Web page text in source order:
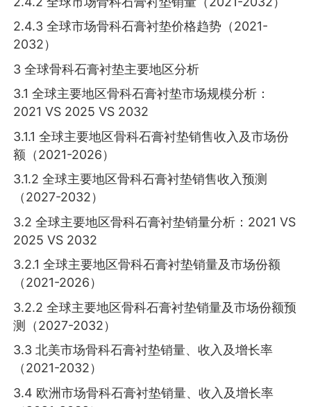
2.4.3 全球市场骨科石膏衬垫价格趋势（2021-
2032）
3 全球骨科石膏衬垫主要地区分析
3.1 全球主要地区骨科石膏衬垫市场规模分析：
2021 VS 2025 VS 2032
3.1.1 全球主要地区骨科石膏衬垫销售收入及市场份
额（2021-2026）
3.1.2 全球主要地区骨科石膏衬垫销售收入预测
（2027-2032）
3.2 全球主要地区骨科石膏衬垫销量分析：2021 VS
2025 VS 2032
3.2.1 全球主要地区骨科石膏衬垫销量及市场份额
（2021-2026）
3.2.2 全球主要地区骨科石膏衬垫销量及市场份额预
测（2027-2032）
3.3 北美市场骨科石膏衬垫销量、收入及增长率
（2021-2032）
3.4 欧洲市场骨科石膏衬垫销量、收入及增长率